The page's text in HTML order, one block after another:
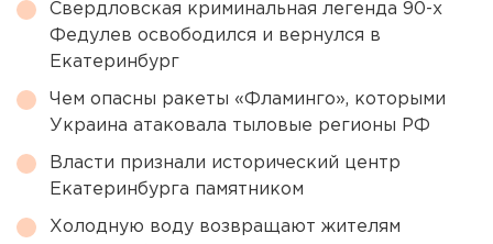
Свердловская криминальная легенда 90-х
Федулев освободился и вернулся в
Екатеринбург
Чем опасны ракеты «Фламинго», которыми
Украина атаковала тыловые регионы РФ
Власти признали исторический центр
Екатеринбурга памятником
Холодную воду возвращают жителям